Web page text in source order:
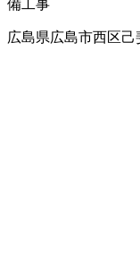
備工事
広島県広島市西区